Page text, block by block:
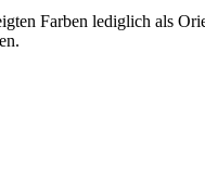
Farben lediglich als